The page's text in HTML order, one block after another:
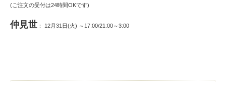
(ご注文の受付は24時間OKです)
仲見世 ： 12月31日(火) ～17:00/21:00～3:00